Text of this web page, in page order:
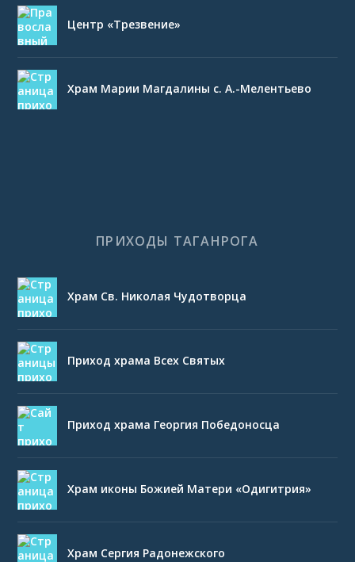
Центр «Трезвение»
Храм Марии Магдалины с. А.-Мелентьево
ПРИХОДЫ ТАГАНРОГА
Храм Св. Николая Чудотворца
Приход храма Всех Святых
Приход храма Георгия Победоносца
Храм иконы Божией Матери «Одигитрия»
Храм Сергия Радонежского